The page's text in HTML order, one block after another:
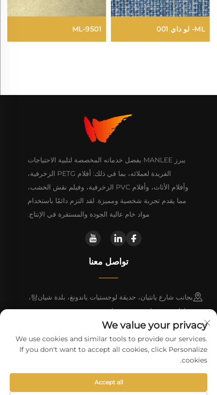
ML- لو داي 001 ML-9501
يبرز MANLEE بفضل خدماته المخصصة لتلبية الاحتياجات
الفريدة لعملائه، بما في ذلك: أفلام PETG الزخرفية،
وأفلام الأثاث، وأفلام PVC الزخرفية، وفيلم نقش الخشب،
مما يقدم تجربة شخصية ومميزة. لقد التزم دائمًا باستخدام
مواد خام عالية الجودة والمستقرة في الإنتاج.
تواصل معنا
بجانب شارع يانتيان، حديقة لوجستيات ياندونغ، بلدة شيان탕،
مقاطعة دونغيوان، مدينة هييوان
+86 13923680051
[email protected]
حقوق النسخ © شركة هايوان وانلي للتكنولوجيا المحدودة.سياسة الخصوصية
We value your privacy
We use cookies and similar tools to provide our services.
If you don't want to accept all cookies, click Personalize
cookies.
Accept all